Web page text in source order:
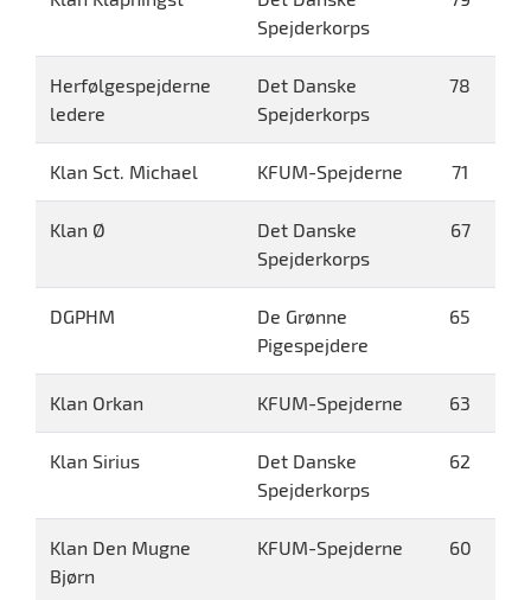
Spejderkorps
Herfølgespejderne
ledere
Det Danske
Spejderkorps
78
Klan Sct. Michael KFUM-Spejderne 71
Klan Ø
Det Danske
Spejderkorps
67
DGPHM
De Grønne
Pigespejdere
65
Klan Orkan KFUM-Spejderne 63
Klan Sirius
Det Danske
Spejderkorps
62
Klan Den Mugne
Bjørn
KFUM-Spejderne 60